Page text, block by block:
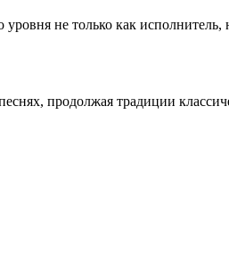
уровня не только как
продолжая традиции